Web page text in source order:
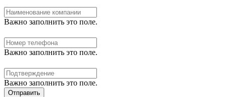
Важно заполнить это поле.
Важно заполнить это поле.
Важно заполнить это поле.
Отправить